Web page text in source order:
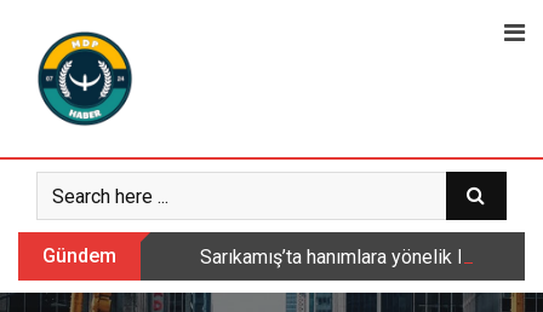
content
Gündem Sarıkamış’ta hanımlara yönelik